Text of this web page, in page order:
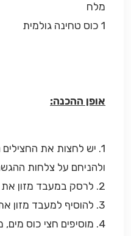
מלח
1 כוס טחינה גולמית
אופן ההכנה:
1. יש לחצות את
ולהניחם על צלחות
2. לרסק במעבד מזון את השום והפטרוזילה.
3. להוסיף למעבד מזון את מיץ הלימון והטחינה.
4. מוסיפים חצי כוס מים, מלח ופלפל.